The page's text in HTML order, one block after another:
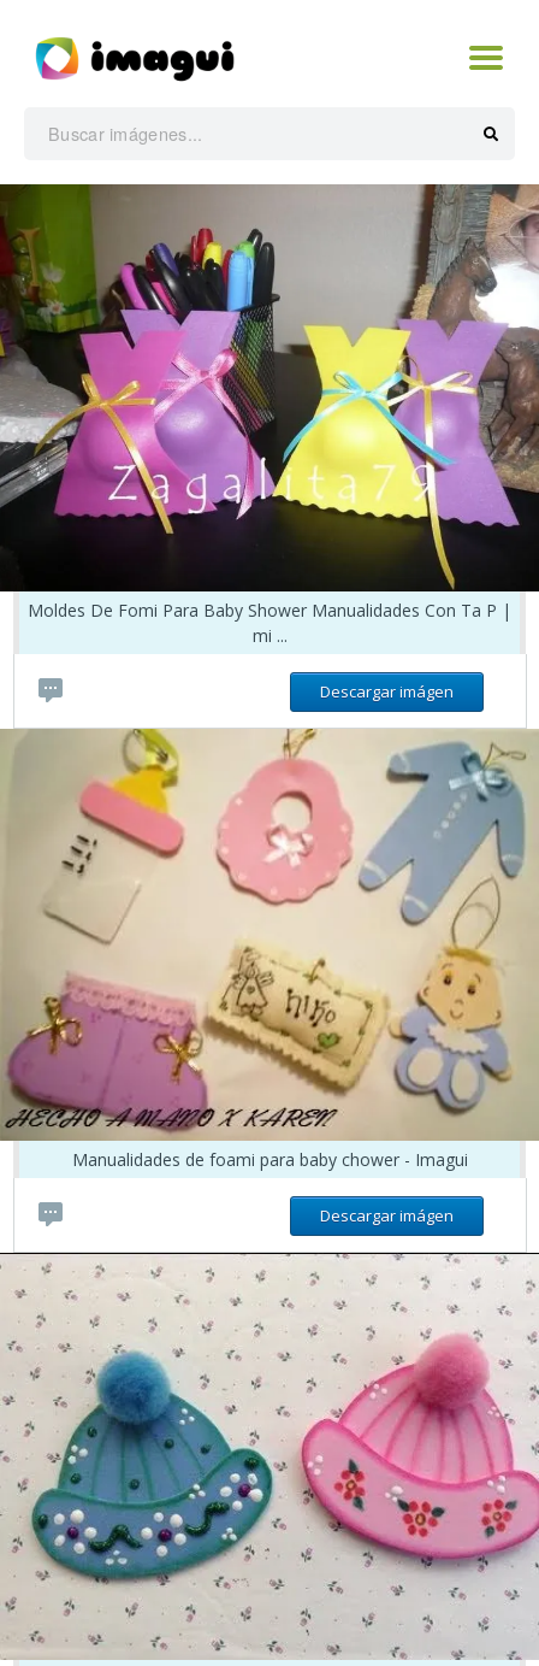
Moldes De Fomi Para Baby Shower Manualidades Con Ta P |
mi ...
Descargar imágen
Manualidades de foami para baby chower - Imagui
Descargar imágen